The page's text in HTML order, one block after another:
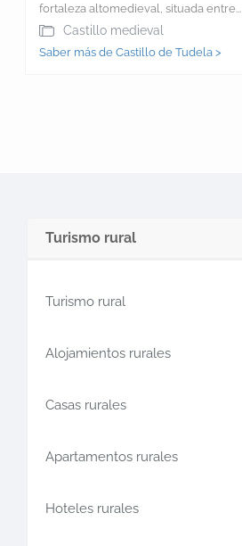
fortaleza altomedieval, situada entre...
Castillo medieval
Saber más de Castillo de Tudela >
Turismo rural
Turismo rural
Alojamientos rurales
Casas rurales
Apartamentos rurales
Hoteles rurales